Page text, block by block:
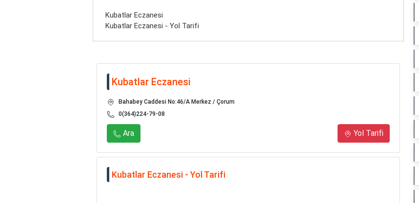
Kubatlar Eczanesi
Kubatlar Eczanesi - Yol Tarifi
Kubatlar Eczanesi
Bahabey Caddesi No:46/A Merkez / Çorum
0(364)224-79-08
Ara Yol Tarifi
Kubatlar Eczanesi - Yol Tarifi